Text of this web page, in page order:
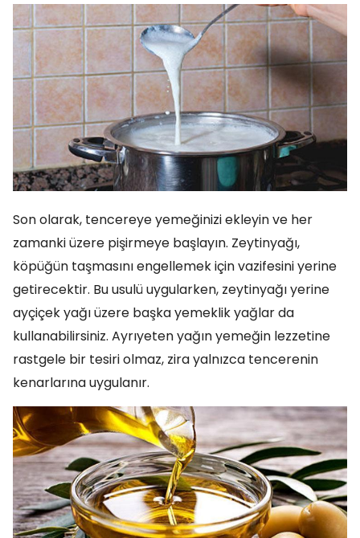
Son olarak, tencereye yemeğinizi ekleyin ve her
zamanki üzere pişirmeye başlayın. Zeytinyağı,
köpüğün taşmasını engellemek için vazifesini yerine
getirecektir. Bu usulü uygularken, zeytinyağı yerine
ayçiçek yağı üzere başka yemeklik yağlar da
kullanabilirsiniz. Ayrıyeten yağın yemeğin lezzetine
rastgele bir tesiri olmaz, zira yalnızca tencerenin
kenarlarına uygulanır.